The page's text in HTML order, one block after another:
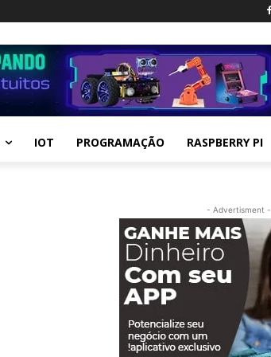
IOT PROGRAMAÇÃO RASPBERRY PI
- Advertisment -